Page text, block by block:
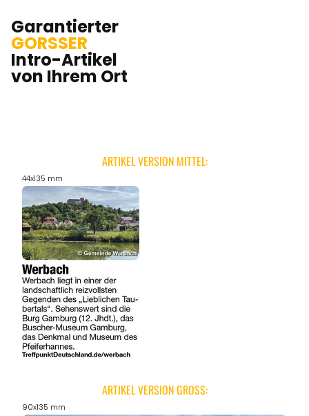
Garantierter
GORSSER
Intro-Artikel
von Ihrem Ort
ARTIKEL VERSION MITTEL:
44x135 mm
ARTIKEL VERSION GROSS:
90x135 mm